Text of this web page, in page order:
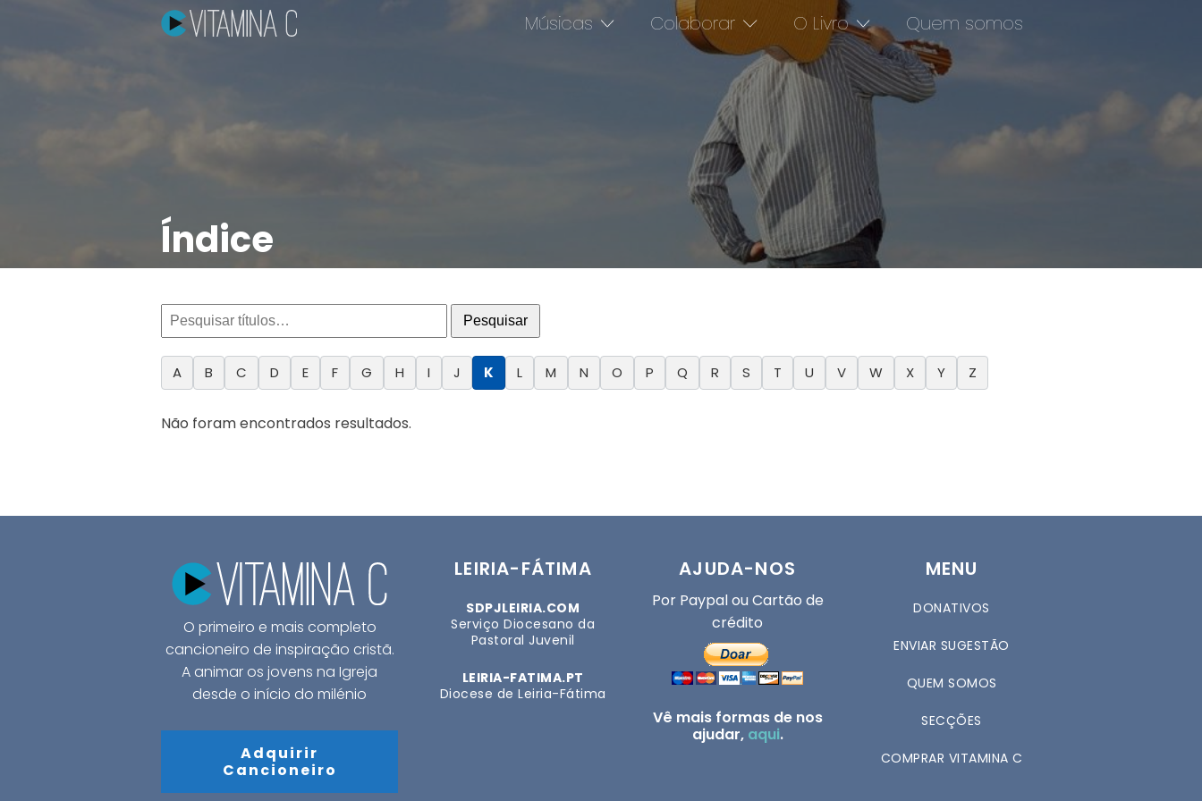
Músicas Colaborar O Livro Quem somos
Índice
Pesquisar
A B C D E F G H I J K L M N O P Q R S T U V W X Y Z
Não foram encontrados resultados.
O primeiro e mais completo
cancioneiro de inspiração cristã.
A animar os jovens na Igreja
desde o início do milénio
Adquirir
Cancioneiro
LEIRIA-FÁTIMA
SDPJLEIRIA.COM
Serviço Diocesano da
Pastoral Juvenil
LEIRIA-FATIMA.PT
Diocese de Leiria-Fátima
AJUDA-NOS
Por Paypal ou Cartão de
crédito
Vê mais formas de nos
ajudar, aqui.
MENU
DONATIVOS
ENVIAR SUGESTÃO
QUEM SOMOS
SECÇÕES
COMPRAR VITAMINA C